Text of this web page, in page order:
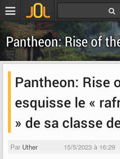
Pantheon: Rise of
Pantheon: Rise
esquisse le «
» de sa classe
Par Uther 15/5/2023 à 16:29